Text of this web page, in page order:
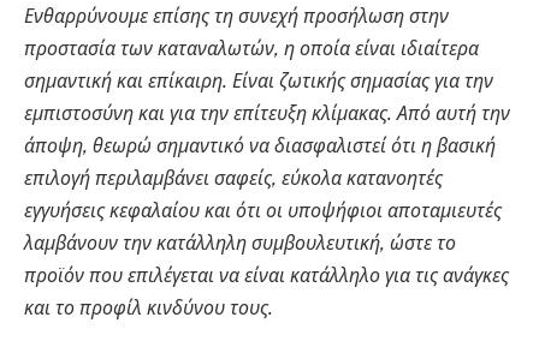
Ενθαρρύνουμε επίσης τη συνεχή προσήλωση στην
προστασία των καταναλωτών, η οποία είναι ιδιαίτερα
σημαντική και επίκαιρη. Είναι ζωτικής σημασίας για την
εμπιστοσύνη και για την επίτευξη κλίμακας. Από αυτή την
άποψη, θεωρώ σημαντικό να διασφαλιστεί ότι η βασική
επιλογή περιλαμβάνει σαφείς, εύκολα κατανοητές
εγγυήσεις κεφαλαίου και ότι οι υποψήφιοι αποταμιευτές
λαμβάνουν την κατάλληλη συμβουλευτική, ώστε το
προϊόν που επιλέγεται να είναι κατάλληλο για τις ανάγκες
και το προφίλ κινδύνου τους.